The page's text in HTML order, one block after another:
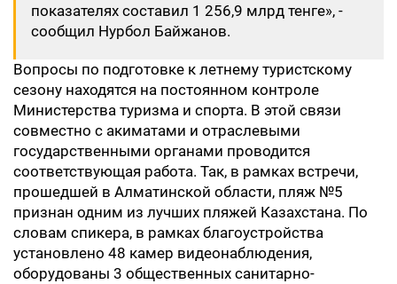
показателях составил 1 256,9 млрд тенге», -
сообщил Нурбол Байжанов.
Вопросы по подготовке к летнему туристскому
сезону находятся на постоянном контроле
Министерства туризма и спорта. В этой связи
совместно с акиматами и отраслевыми
государственными органами проводится
соответствующая работа. Так, в рамках встречи,
прошедшей в Алматинской области, пляж №5
признан одним из лучших пляжей Казахстана. По
словам спикера, в рамках благоустройства
установлено 48 камер видеонаблюдения,
оборудованы 3 общественных санитарно-